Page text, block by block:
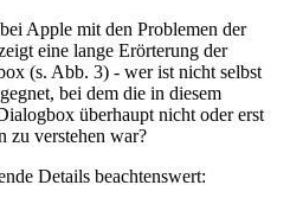
Apple mit den Problemen der
eine lange Erörterung der
(s. Abb. 3) - wer ist nicht selbst
bei dem die in diesem
überhaupt nicht oder erst
zu verstehen war?
Details beachtenswert: